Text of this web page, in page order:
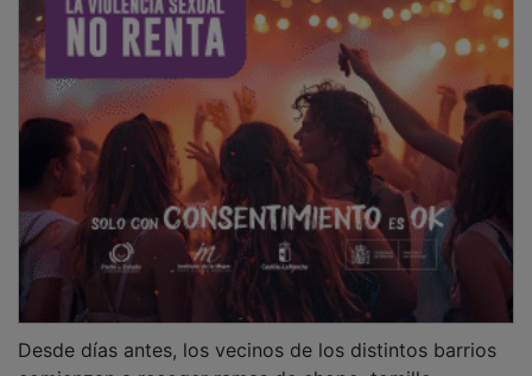
comienzan a recoger ramas de chopo, tomillo,